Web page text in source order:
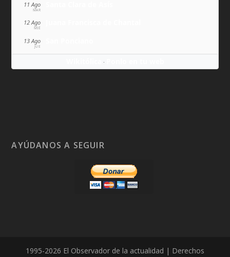
11 Ago
MAR
12 Ago
MIÉ
13 Ago
JUE
·
AYÚDANOS A SEGUIR
1995-2026 El Observador de la actualidad | Derechos